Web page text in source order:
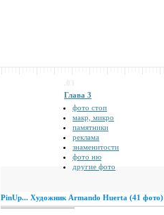
Глава 3
фото стоп
макр, микро
памятники
реклама
знаменитости
фото ню
другие фото
PinUp... Художник Armando Huerta (41 фото)